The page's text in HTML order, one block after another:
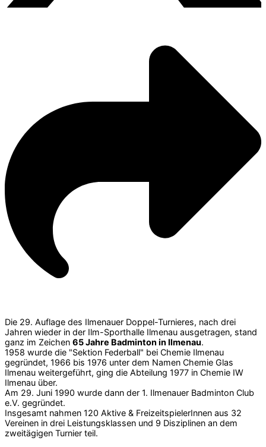
Die 29. Auflage des Ilmenauer Doppel-Turnieres, nach drei
Jahren wieder in der Ilm-Sporthalle Ilmenau ausgetragen, stand
ganz im Zeichen 65 Jahre Badminton in Ilmenau.
1958 wurde die "Sektion Federball" bei Chemie Ilmenau
gegründet, 1966 bis 1976 unter dem Namen Chemie Glas
Ilmenau weitergeführt, ging die Abteilung 1977 in Chemie IW
Ilmenau über.
Am 29. Juni 1990 wurde dann der 1. Ilmenauer Badminton Club
e.V. gegründet.
Insgesamt nahmen 120 Aktive & FreizeitspielerInnen aus 32
Vereinen in drei Leistungsklassen und 9 Disziplinen an dem
zweitägigen Turnier teil.